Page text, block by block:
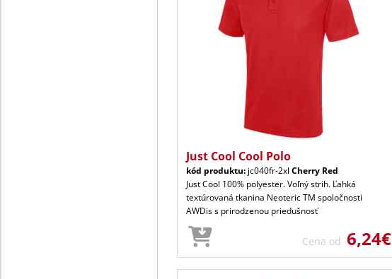
Just Cool Cool Polo
kód produktu: jc040fr-2xl Cherry Red
Just Cool 100% polyester. Voľný strih. Ľahká
textúrovaná tkanina Neoteric TM spoločnosti
AWDis s prirodzenou priedušnosť
Cena od 6,24€